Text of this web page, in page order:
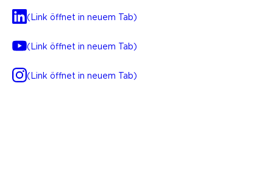
(Link öffnet in neuem Tab)
(Link öffnet in neuem Tab)
(Link öffnet in neuem Tab)